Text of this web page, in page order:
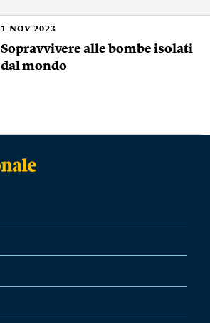
1 NOV 2023
Sopravvivere alle bombe isolati
dal mondo